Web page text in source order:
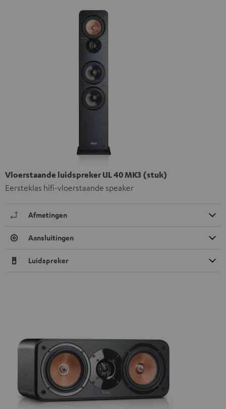
Vloerstaande luidspreker UL 40 MK3 (stuk)
Eersteklas hifi-vloerstaande speaker
Afmetingen
Aansluitingen
Luidspreker